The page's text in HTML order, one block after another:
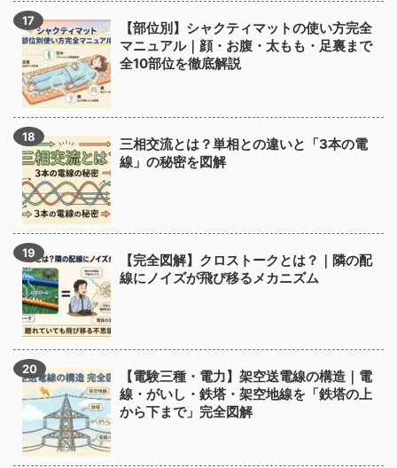
【部位別】シャクティマットの使い方完全
マニュアル｜顔・お腹・太もも・足裏まで
全10部位を徹底解説
三相交流とは？単相との違いと「3本の電
線」の秘密を図解
【完全図解】クロストークとは？｜隣の配
線にノイズが飛び移るメカニズム
【電験三種・電力】架空送電線の構造｜電
線・がいし・鉄塔・架空地線を「鉄塔の上
から下まで」完全図解